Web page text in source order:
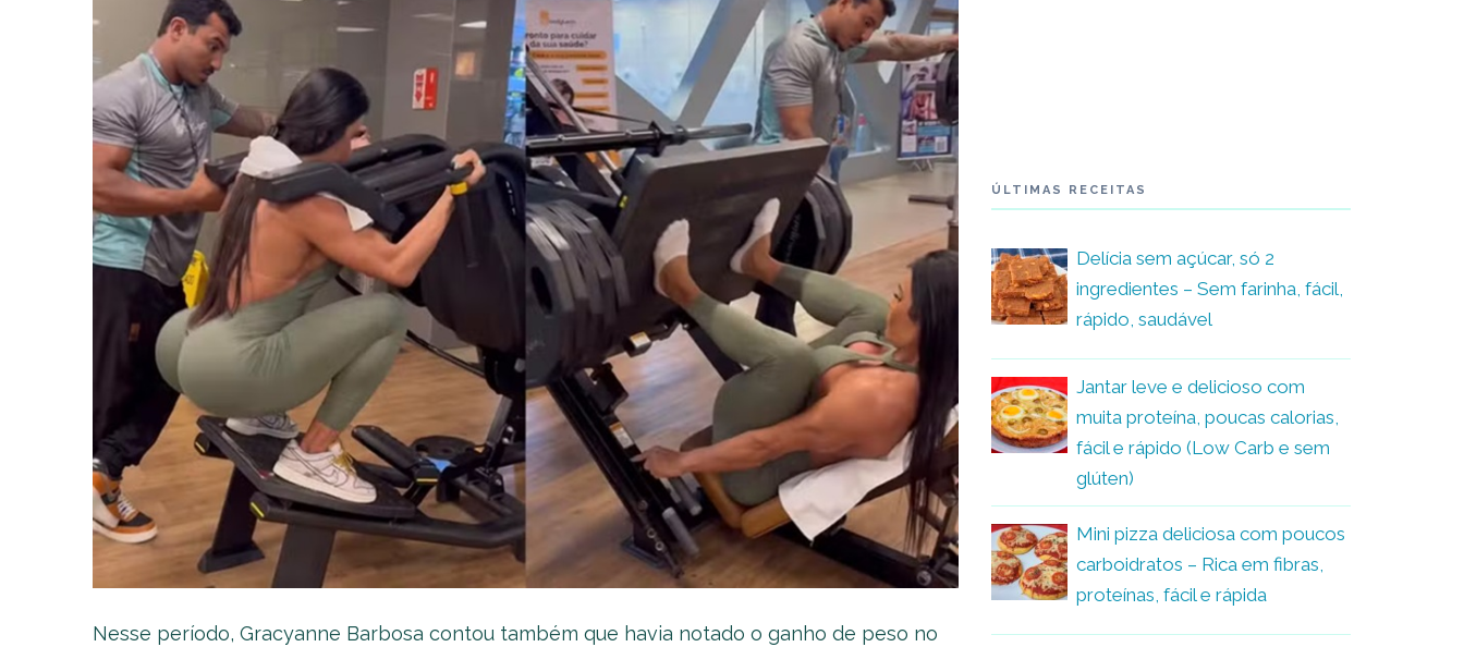
Nesse período, Gracyanne Barbosa contou também que havia notado o ganho de peso no
ÚLTIMAS RECEITAS
Delícia sem açúcar, só 2
ingredientes – Sem farinha, fácil,
rápido, saudável
Jantar leve e delicioso com
muita proteína, poucas calorias,
fácil e rápido (Low Carb e sem
glúten)
Mini pizza deliciosa com poucos
carboidratos – Rica em fibras,
proteínas, fácil e rápida